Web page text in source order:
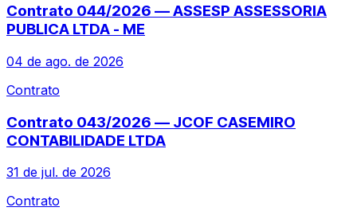
Contrato 044/2026 — ASSESP ASSESSORIA
PUBLICA LTDA - ME
04 de ago. de 2026
Contrato
Contrato 043/2026 — JCOF CASEMIRO
CONTABILIDADE LTDA
31 de jul. de 2026
Contrato